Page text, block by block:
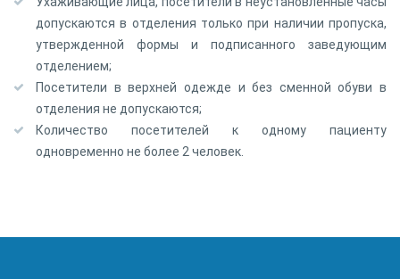
допускаются в отделения только при наличии пропуска,
утвержденной формы и подписанного заведующим
отделением;
Посетители в верхней одежде и без сменной обуви в
отделения не допускаются;
Количество посетителей к одному пациенту
одновременно не более 2 человек.